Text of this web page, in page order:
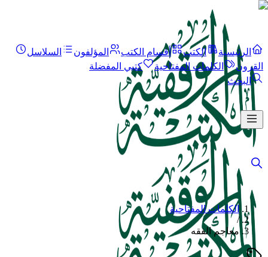
الرئيسية الكتب أقسام الكتب المؤلفون
السلاسل
القرون
الكلمات المفتاحية
كتبي المفضلة
البحث
الكلمات المفتاحية
/
معاجم الفقه